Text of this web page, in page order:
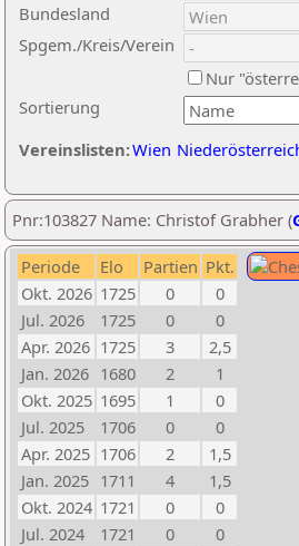
Sortierung
Bundesland
Spgem./Kreis/Verein
Nur
Vereinslisten:Wien
Pnr:103827 Name: Christof Grabher (
Periode Elo Partien Pkt.
Okt. 2026 1725 0
0
Jul. 2026
1725 0
0
Apr. 2026 1725 3
2,5
Jan. 2026 1680 2
1
Okt. 2025 1695 1
0
Jul. 2025
1706 0
0
Apr. 2025 1706 2
1,5
Jan. 2025 1711 4
1,5
Okt. 2024 1721 0
0
Jul. 2024
1721 0
0